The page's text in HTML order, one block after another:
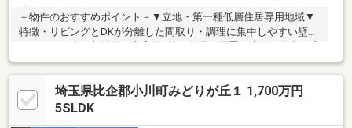
－物件のおすすめポイント－▼立地・第一種低層住居専用地域▼
特徴・リビングとDKが分離した間取り・調理に集中しやすい壁付
有、効率的に自然換気可能・吹抜け仕様の玄関、開放感有・2室に
面する南向きバルコニー付・陽当り良好な南庭有・駐車スペース
有(車種による)▼周辺環境・ヤオコーみどりが丘店 徒歩4分(約
270m)・小川町立みどりが丘小学校 徒歩9分(約690m)・長谷公園
埼玉県比企郡小川町みどりが丘１ 1,700万円
5SLDK